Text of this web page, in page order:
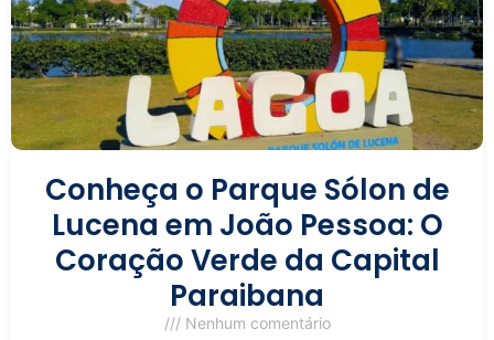
Conheça o Parque Sólon de
Lucena em João Pessoa: O
Coração Verde da Capital
Paraibana
Nenhum comentário